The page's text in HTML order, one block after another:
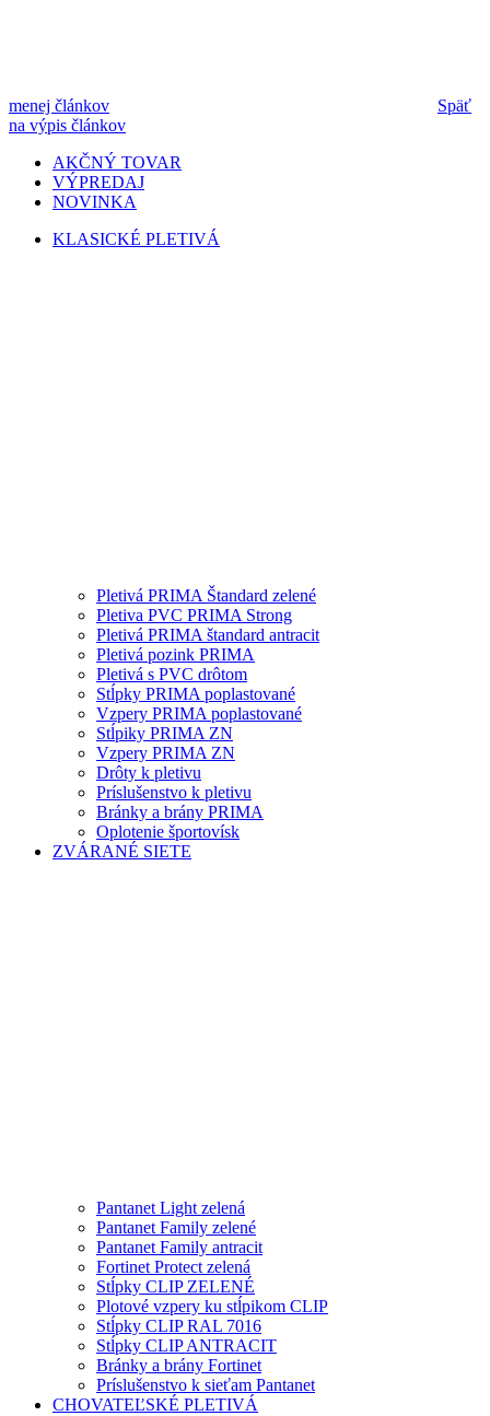
menej článkov
Späť
na výpis článkov
AKČNÝ TOVAR
VÝPREDAJ
NOVINKA
KLASICKÉ PLETIVÁ
Pletivá PRIMA Štandard zelené
Pletiva PVC PRIMA Strong
Pletivá PRIMA štandard antracit
Pletivá pozink PRIMA
Pletivá s PVC drôtom
Stĺpky PRIMA poplastované
Vzpery PRIMA poplastované
Stĺpiky PRIMA ZN
Vzpery PRIMA ZN
Drôty k pletivu
Príslušenstvo k pletivu
Bránky a brány PRIMA
Oplotenie športovísk
ZVÁRANÉ SIETE
Pantanet Light zelená
Pantanet Family zelené
Pantanet Family antracit
Fortinet Protect zelená
Stĺpky CLIP ZELENÉ
Plotové vzpery ku stĺpikom CLIP
Stĺpky CLIP RAL 7016
Stĺpky CLIP ANTRACIT
Bránky a brány Fortinet
Príslušenstvo k sieťam Pantanet
CHOVATEĽSKÉ PLETIVÁ